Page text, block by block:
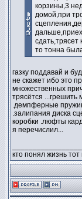
корзины,3
домой,при
сдать,трясет
то тонна
газку поддавай и
не скажет ибо это
множественных
трясётся ...грешить
.демпферные
.залипания диска
коробки .люфты
я перечислил...
кто понял жизнь